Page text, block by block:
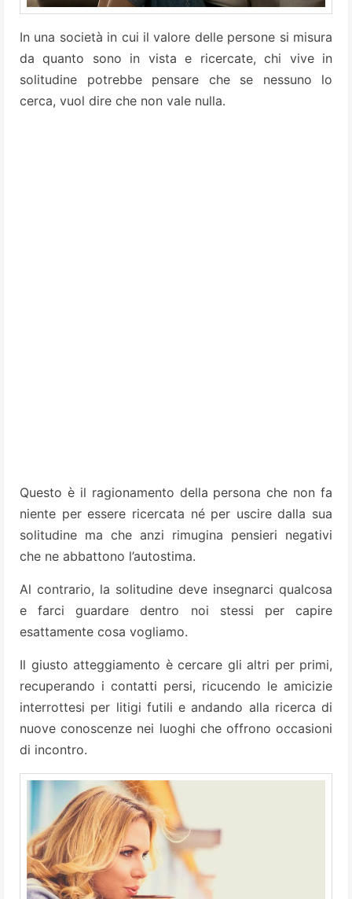
In una società in cui il valore delle persone si misura
da quanto sono in vista e ricercate, chi vive in
solitudine potrebbe pensare che se nessuno lo
cerca, vuol dire che non vale nulla.
Questo è il ragionamento della persona che non fa
niente per essere ricercata né per uscire dalla sua
solitudine ma che anzi rimugina pensieri negativi
che ne abbattono l’autostima.
Al contrario, la solitudine deve insegnarci qualcosa
e farci guardare dentro noi stessi per capire
esattamente cosa vogliamo.
Il giusto atteggiamento è cercare gli altri per primi,
recuperando i contatti persi, ricucendo le amicizie
interrottesi per litigi futili e andando alla ricerca di
nuove conoscenze nei luoghi che offrono occasioni
di incontro.